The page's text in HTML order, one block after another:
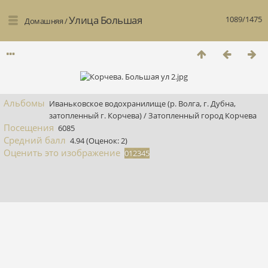
1089/1475
Домашняя/Улица Большая
Альбомы Иваньковское водохранилище (р. Волга, г. Дубна,
затопленный г. Корчева)/Затопленный город Корчева
Посещения 6085
Средний балл 4.94(Оценок: 2)
Оценить это изображение